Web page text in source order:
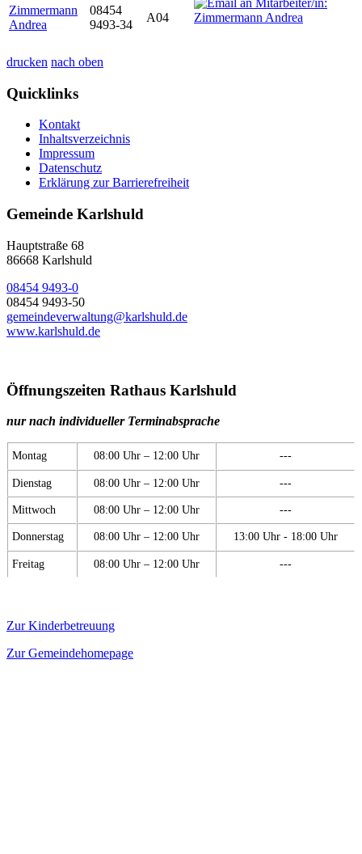
Zimmermann
Andrea
08454
9493-34
A04
drucken nach oben
Quicklinks
Kontakt
Inhaltsverzeichnis
Impressum
Datenschutz
Erklärung zur Barrierefreiheit
Gemeinde Karlshuld
Hauptstraße 68
86668 Karlshuld
08454 9493-0
08454 9493-50
gemeindeverwaltung@karlshuld.de
www.karlshuld.de
Öffnungszeiten Rathaus Karlshuld
nur nach individueller Terminabsprache
Montag 08:00 Uhr – 12:00 Uhr ---
Dienstag 08:00 Uhr – 12:00 Uhr ---
Mittwoch 08:00 Uhr – 12:00 Uhr ---
Donnerstag 08:00 Uhr – 12:00 Uhr 13:00 Uhr - 18:00 Uhr
Freitag 08:00 Uhr – 12:00 Uhr ---
Zur Kinderbetreuung
Zur Gemeindehomepage